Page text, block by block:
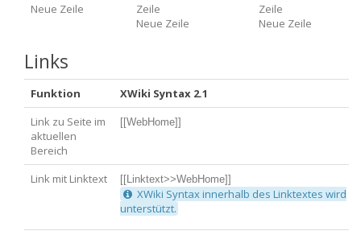
Neue Zeile
Zeile
Neue Zeile
Zeile
Neue Zeile
Links
Funktion
XWiki Syntax 2.1
Link zu Seite im
aktuellen
Bereich
[[WebHome]]
Link mit Linktext [[Linktext>>WebHome]]
Information
XWiki Syntax innerhalb des Linktextes wird
unterstützt.